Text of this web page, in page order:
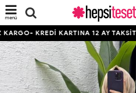
menü
KREDİ KARTINA 12 AY TAKSİT